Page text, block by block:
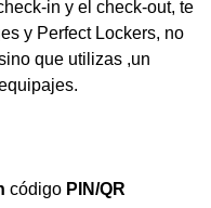
in y el check-out, te
y Perfect Lockers, no
que utilizas ,un
código PIN/QR